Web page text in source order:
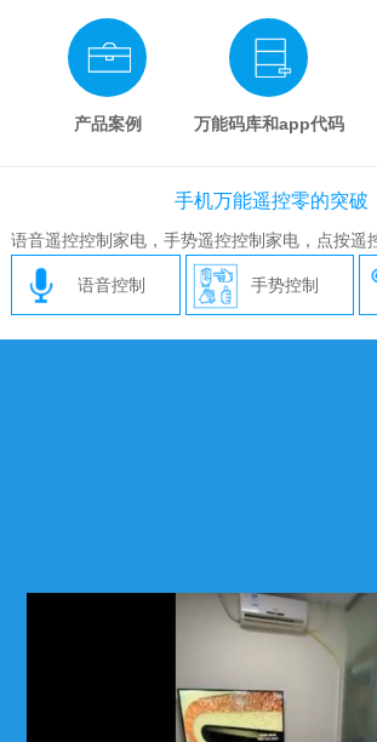
产品案例 万能码库和app代码
手机万能遥控零的突破
语音遥控控制家电，手势遥控控制家电，点按遥
语音控制 手势控制